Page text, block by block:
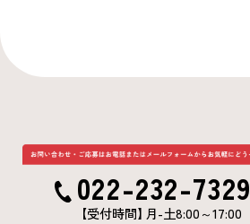
022-232-7329
【受付時間】 月-土8:00～17:00